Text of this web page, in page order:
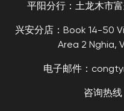
平阳分行：土龙木市
兴安分店：Book 14-50
Area 2 Nghia,
电子邮件：
咨询热线